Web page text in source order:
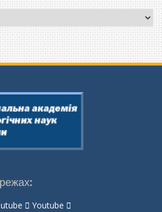
Youtube